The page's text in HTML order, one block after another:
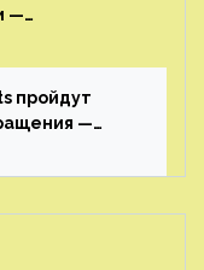
—
пройдут
—